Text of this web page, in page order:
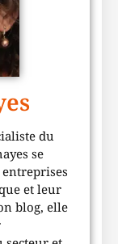
du
se
entreprises
et leur
blog, elle